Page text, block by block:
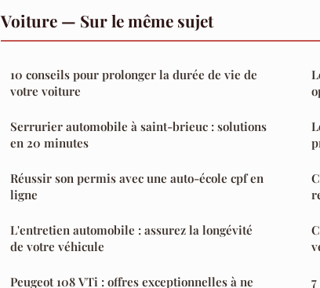
Voiture — Sur le même sujet
10 conseils pour prolonger la durée de vie de
votre voiture
Serrurier automobile à saint-brieuc : solutions
en 20 minutes
Réussir son permis avec une auto-école cpf en
ligne
L'entretien automobile : assurez la longévité
de votre véhicule
Peugeot 108 VTi : offres exceptionnelles à ne